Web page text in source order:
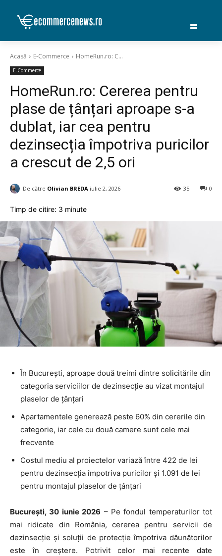
Acasă E-Commerce HomeRun.ro: C...
E-Commerce
HomeRun.ro: Cererea pentru
plase de țânțari aproape s-a
dublat, iar cea pentru
dezinsecția împotriva puricilor
a crescut de 2,5 ori
De către Olivian BREDA iulie 2, 2026 0
35
Timp de citire: 3 minute
În București, aproape două treimi dintre solicitările din
categoria serviciilor de dezinsecție au vizat montajul
plaselor de țânțari
Apartamentele generează peste 60% din cererile din
categorie, iar cele cu două camere sunt cele mai
frecvente
Costul mediu al proiectelor variază între 422 de lei
pentru dezinsecția împotriva puricilor și 1.091 de lei
pentru montajul plaselor de țânțari
București, 30 iunie 2026 – Pe fondul temperaturilor tot
mai ridicate din România, cererea pentru servicii de
dezinsecție și soluții de protecție împotriva dăunătorilor
este în creștere. Potrivit celor mai recente date